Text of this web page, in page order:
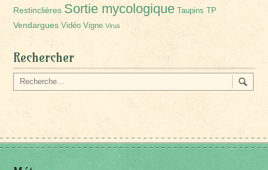
Restinclières Sortie mycologique Taupins TP
Vendargues Vidéo Vigne Virus
Rechercher